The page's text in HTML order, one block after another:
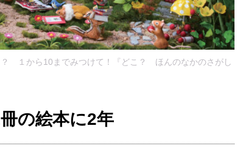
１から10までみつけて！『どこ？ ほんのなかのさがし
の絵本に2年